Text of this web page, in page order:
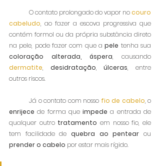
	O contato prolongado do vapor no
couro
cabeludo, ao fazer a escova progressiva que
contém formol ou da própria substância direto
na pele, pode fazer com que a pele
coloração alterada,
áspera
dermatite, desidratação, úlceras, entre
outros riscos.
	Já o contato com nosso
fio de cabelo
enrijece de forma que impede a entrada de
qualquer outro tratamento em nosso fio, ele
tem facilidade de quebra ao pentear ou
prender o cabelo por estar mais rígido.